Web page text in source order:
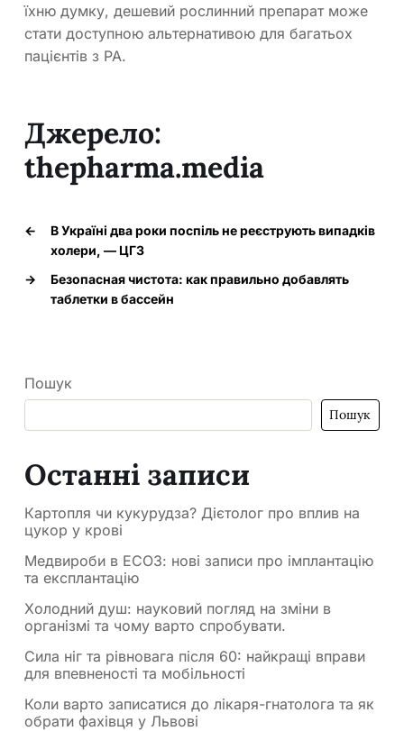
їхню думку, дешевий рослинний препарат може
стати доступною альтернативою для багатьох
пацієнтів з РА.
Джерело:
thepharma.media
←
В Україні два роки поспіль не реєструють випадків
холери, — ЦГЗ
→
Безопасная чистота: как правильно добавлять
таблетки в бассейн
Пошук
Пошук
Останні записи
Картопля чи кукурудза? Дієтолог про вплив на
цукор у крові
Медвироби в ЕСОЗ: нові записи про імплантацію
та експлантацію
Холодний душ: науковий погляд на зміни в
організмі та чому варто спробувати.
Сила ніг та рівновага після 60: найкращі вправи
для впевненості та мобільності
Коли варто записатися до лікаря-гнатолога та як
обрати фахівця у Львові